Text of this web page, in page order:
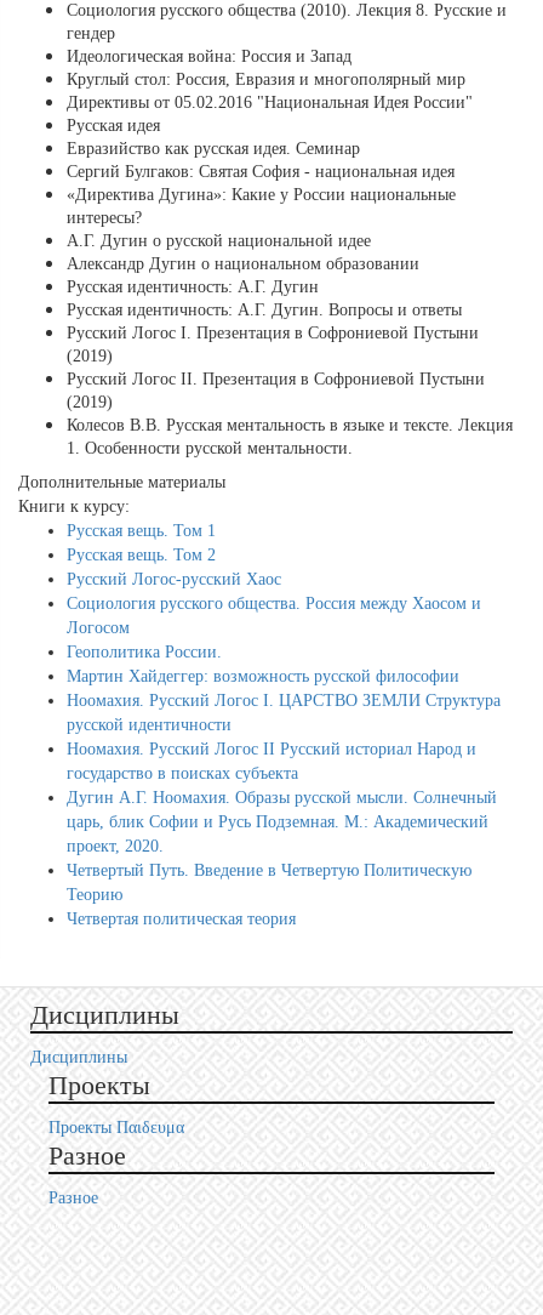
Социология русского общества (2010). Лекция 8. Русские и
гендер
Идеологическая война: Россия и Запад
Круглый стол: Россия, Евразия и многополярный мир
Директивы от 05.02.2016 "Национальная Идея России"
Русская идея
Евразийство как русская идея. Семинар
Сергий Булгаков: Святая София - национальная идея
«Директива Дугина»: Какие у России национальные
интересы?
А.Г. Дугин о русской национальной идее
Александр Дугин о национальном образовании
Русская идентичность: А.Г. Дугин
Русская идентичность: А.Г. Дугин. Вопросы и ответы
Русский Логос I. Презентация в Софрониевой Пустыни
(2019)
Русский Логос II. Презентация в Софрониевой Пустыни
(2019)
Колесов В.В. Русская ментальность в языке и тексте. Лекция
1. Особенности русской ментальности.
Дополнительные материалы
Книги к курсу:
Русская вещь. Том 1
Русская вещь. Том 2
Русский Логос-русский Хаос
Социология русского общества. Россия между Хаосом и
Логосом
Геополитика России.
Мартин Хайдеггер: возможность русской философии
Ноомахия. Русский Логос I. ЦАРСТВО ЗЕМЛИ Структура
русской идентичности
Ноомахия. Русский Логос II Русский историал Народ и
государство в поисках субъекта
Дугин А.Г. Ноомахия. Образы русской мысли. Солнечный
царь, блик Софии и Русь Подземная. М.: Академический
проект, 2020.
Четвертый Путь. Введение в Четвертую Политическую
Теорию
Четвертая политическая теория
Дисциплины
Дисциплины
Проекты
Проекты Пαιδευμα
Разное
Разное